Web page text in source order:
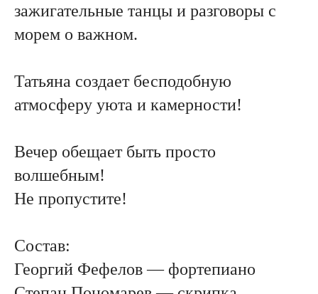
зажигательные танцы и разговоры с
морем о важном.
Татьяна создает бесподобную
атмосферу уюта и камерности!
Вечер обещает быть просто
волшебным!
Не пропустите!
Состав:
Георгий Фефелов — фортепиано